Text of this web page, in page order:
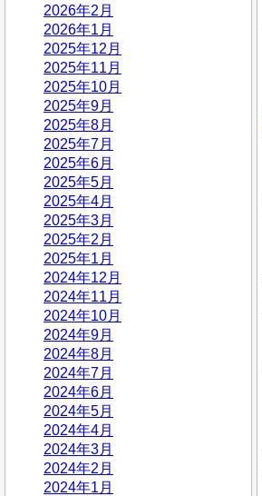
2026年2月
2026年1月
2025年12月
2025年11月
2025年10月
2025年9月
2025年8月
2025年7月
2025年6月
2025年5月
2025年4月
2025年3月
2025年2月
2025年1月
2024年12月
2024年11月
2024年10月
2024年9月
2024年8月
2024年7月
2024年6月
2024年5月
2024年4月
2024年3月
2024年2月
2024年1月